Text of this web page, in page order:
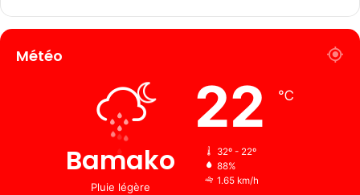
Météo
Bamako
Pluie légère
22 ℃
32º - 22º
88%
1.65 km/h